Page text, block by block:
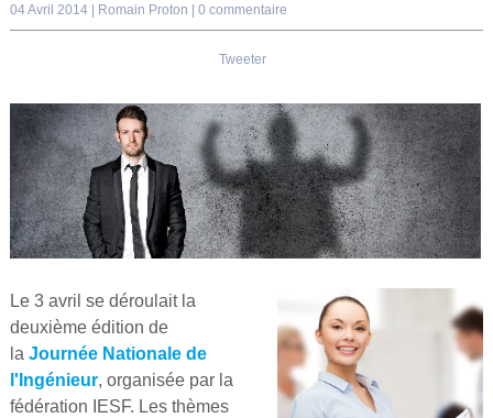
04 Avril 2014 | Romain Proton 0 commentaire
Tweeter
Le 3 avril se déroulait la
deuxième édition de
la Journée Nationale de
l'Ingénieur, organisée par la
fédération IESF. Les thèmes